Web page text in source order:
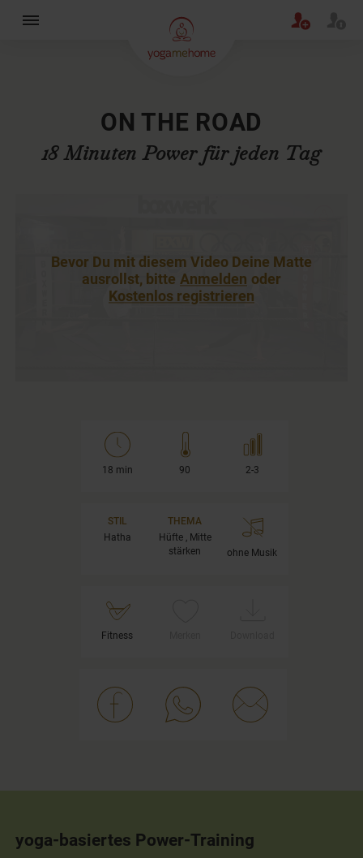
ON THE ROAD
18 Minuten Power für jeden Tag
Bevor Du mit diesem Video Deine Matte
ausrollst, bitte Anmelden oder
Kostenlos registrieren
18 min 90 2-3
STIL
Hatha
THEMA
Hüfte , Mitte
stärken
ohne Musik
Fitness
yoga-basiertes Power-Training